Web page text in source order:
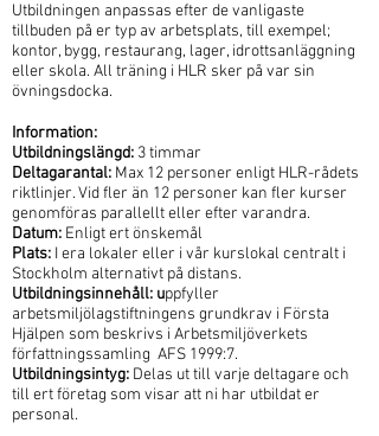
Utbildningen anpassas efter de vanligaste
tillbuden på er typ av arbetsplats, till exempel;
kontor, bygg, restaurang, lager, idrottsanläggning
eller skola. All träning i HLR sker på var sin
övningsdocka.
Information:
Utbildningslängd: 3 timmar
Deltagarantal: Max 12 personer enligt HLR-rådets
riktlinjer. Vid fler än 12 personer kan fler kurser
genomföras parallellt eller efter varandra.
Datum: Enligt ert önskemål
Plats: I era lokaler eller i vår kurslokal centralt i
Stockholm alternativt på distans.
Utbildningsinnehåll: uppfyller
arbetsmiljölagstiftningens grundkrav i Första
Hjälpen som beskrivs i Arbetsmiljöverkets
författningssamling ­ AFS 1999:7.
Utbildningsintyg: Delas ut till varje deltagare och
till ert företag som visar att ni har utbildat er
personal.